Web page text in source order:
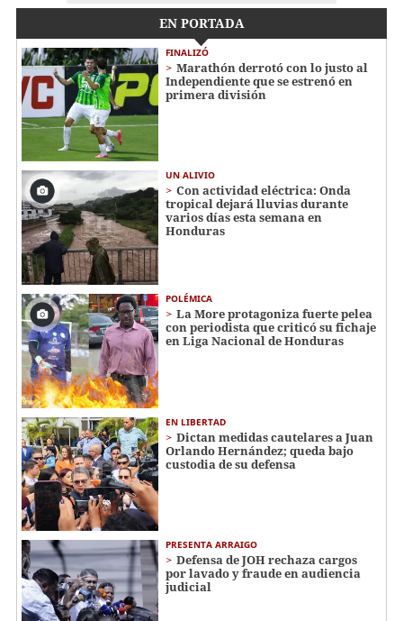
EN PORTADA
FINALIZÓ
Marathón derrotó con lo justo al
Independiente que se estrenó en
primera división
UN ALIVIO
Con actividad eléctrica: Onda
tropical dejará lluvias durante
varios días esta semana en
Honduras
POLÉMICA
La More protagoniza fuerte pelea
con periodista que criticó su fichaje
en Liga Nacional de Honduras
EN LIBERTAD
Dictan medidas cautelares a Juan
Orlando Hernández; queda bajo
custodia de su defensa
PRESENTA ARRAIGO
Defensa de JOH rechaza cargos
por lavado y fraude en audiencia
judicial